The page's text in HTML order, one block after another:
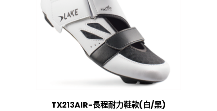
TX213AIR-長程耐力鞋款(白/黑)